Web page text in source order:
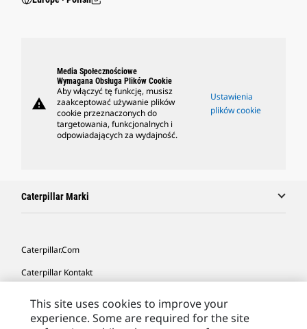
warning
Media Społecznościowe
Wymagana Obsługa Plików Cookie
Aby włączyć tę funkcję, musisz
zaakceptować używanie plików
cookie przeznaczonych do
targetowania, funkcjonalnych i
odpowiadających za wydajność.
Ustawienia
plików cookie
Caterpillar Marki
Caterpillar.com
Caterpillar Kontakt
Moje Preferencje Marketingowe
This site uses cookies to improve your
experience. Some are required for the site